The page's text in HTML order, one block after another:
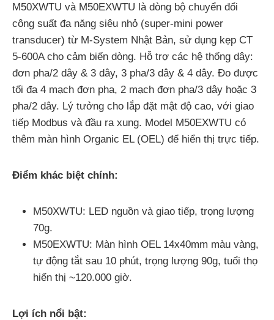
M50XWTU và M50EXWTU là dòng bộ chuyển đổi
công suất đa năng siêu nhỏ (super-mini power
transducer) từ M-System Nhật Bản, sử dụng kẹp CT
5-600A cho cảm biến dòng. Hỗ trợ các hệ thống dây:
đơn pha/2 dây & 3 dây, 3 pha/3 dây & 4 dây. Đo được
tối đa 4 mạch đơn pha, 2 mạch đơn pha/3 dây hoặc 3
pha/2 dây. Lý tưởng cho lắp đặt mật độ cao, với giao
tiếp Modbus và đầu ra xung. Model M50EXWTU có
thêm màn hình Organic EL (OEL) để hiển thị trực tiếp.
Điểm khác biệt chính:
M50XWTU: LED nguồn và giao tiếp, trọng lượng
70g.
M50EXWTU: Màn hình OEL 14x40mm màu vàng,
tự động tắt sau 10 phút, trọng lượng 90g, tuổi thọ
hiển thị ~120.000 giờ.
Lợi ích nổi bật: